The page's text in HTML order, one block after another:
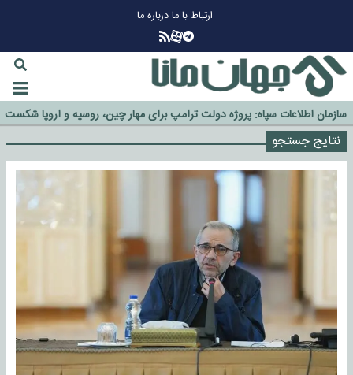
ارتباط با مادرباره ما
گزینه جدایی اوسمار روی میز مدیران پرسپولیس
آیا رئیس جمهور آمریکا قانون را دور می‌زند؟
اخراج رسمی چهره نامدار از پرسپولیس
سازمان اطلاعات سپاه: پروژه دولت ترامپ برای مهار چین، روسیه و اروپا شکست
خورد
نتایج جستجو